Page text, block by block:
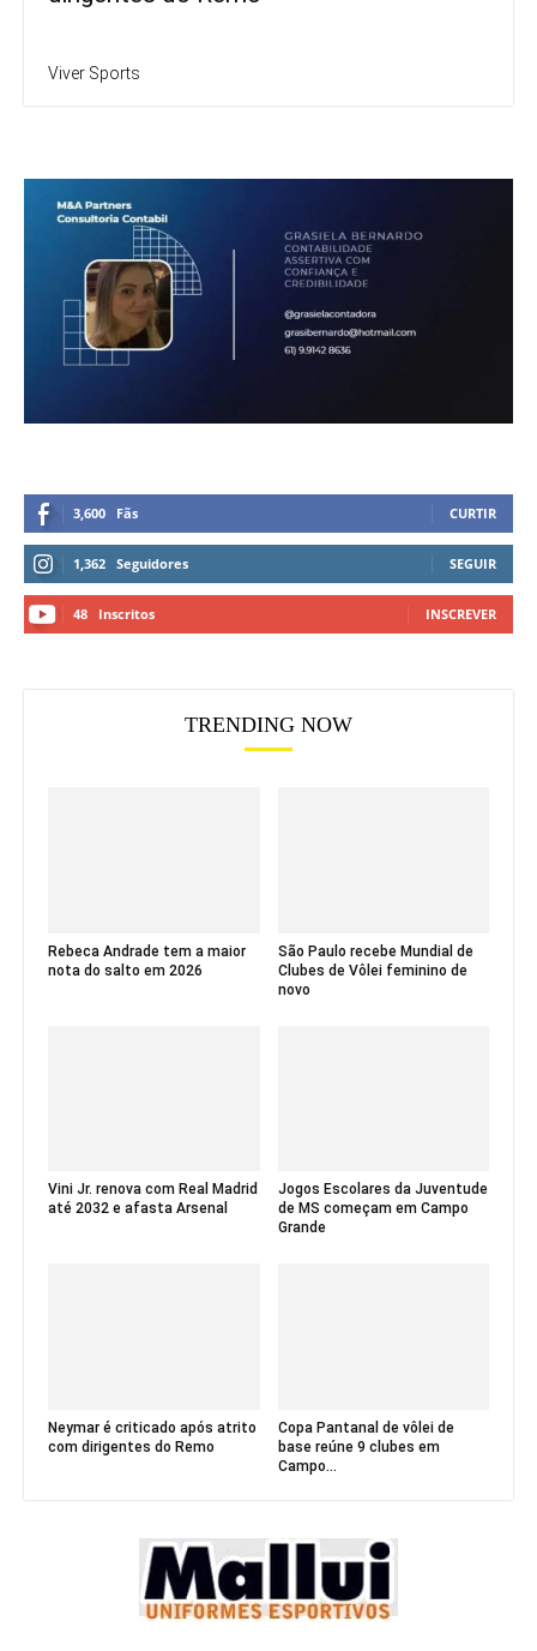
Viver Sports
3,600 Fãs CURTIR
1,362 Seguidores SEGUIR
48 Inscritos INSCREVER
TRENDING NOW
Rebeca Andrade tem a maior
nota do salto em 2026
São Paulo recebe Mundial de
Clubes de Vôlei feminino de
novo
Vini Jr. renova com Real Madrid
até 2032 e afasta Arsenal
Jogos Escolares da Juventude
de MS começam em Campo
Grande
Neymar é criticado após atrito
com dirigentes do Remo
Copa Pantanal de vôlei de
base reúne 9 clubes em
Campo...